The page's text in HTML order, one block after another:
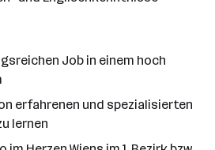
Job in einem hoch
erfahrenen und spezialisierten
lernen